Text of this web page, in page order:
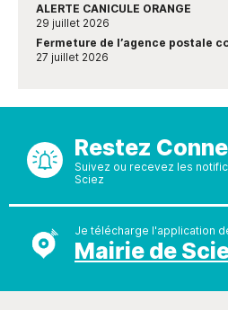
ALERTE CANICULE ORANGE
29 juillet 2026
Fermeture de l’agence postale
27 juillet 2026
Restez
Suivez ou recevez les
Sciez
Je télécharge l'application
Mairie de